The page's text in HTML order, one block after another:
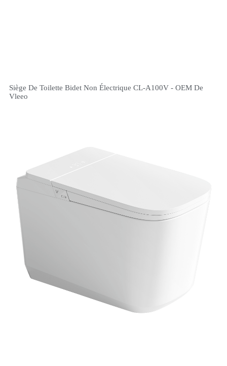
Siège De Toilette Bidet Non Électrique CL-A100V - OEM De
Vleeo